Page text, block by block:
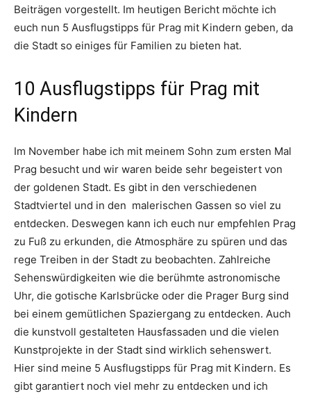
Beiträgen vorgestellt. Im heutigen Bericht möchte ich
euch nun 5 Ausflugstipps für Prag mit Kindern geben, da
die Stadt so einiges für Familien zu bieten hat.
10 Ausflugstipps für Prag mit
Kindern
Im November habe ich mit meinem Sohn zum ersten Mal
Prag besucht und wir waren beide sehr begeistert von
der goldenen Stadt. Es gibt in den verschiedenen
Stadtviertel und in den malerischen Gassen so viel zu
entdecken. Deswegen kann ich euch nur empfehlen Prag
zu Fuß zu erkunden, die Atmosphäre zu spüren und das
rege Treiben in der Stadt zu beobachten. Zahlreiche
Sehenswürdigkeiten wie die berühmte astronomische
Uhr, die gotische Karlsbrücke oder die Prager Burg sind
bei einem gemütlichen Spaziergang zu entdecken. Auch
die kunstvoll gestalteten Hausfassaden und die vielen
Kunstprojekte in der Stadt sind wirklich sehenswert.
Hier sind meine 5 Ausflugstipps für Prag mit Kindern. Es
gibt garantiert noch viel mehr zu entdecken und ich